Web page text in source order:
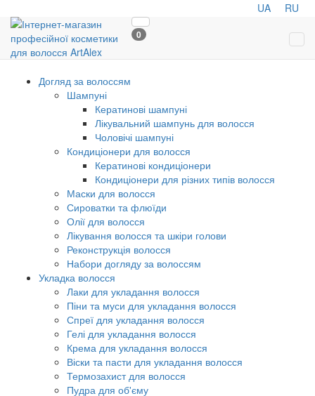
UA RU
0
Догляд за волоссям
Шампуні
Кератинові шампуні
Лікувальний шампунь для волосся
Чоловічі шампуні
Кондиціонери для волосся
Кератинові кондиціонери
Кондиціонери для різних типів волосся
Маски для волосся
Сироватки та флюїди
Олії для волосся
Лікування волосся та шкіри голови
Реконструкція волосся
Набори догляду за волоссям
Укладка волосся
Лаки для укладання волосся
Піни та муси для укладання волосся
Спреї для укладання волосся
Гелі для укладання волосся
Крема для укладання волосся
Віски та пасти для укладання волосся
Термозахист для волосся
Пудра для об'єму